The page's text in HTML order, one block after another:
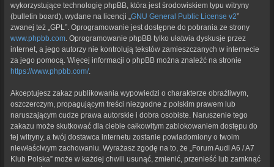
wykorzystujące technologię phpBB, która jest środowiskiem typu witryny
(bulletin board), wydane na licencji „ GNU General Public License v2”
zwanej też „GPL”. Oprogramowanie jest dostępne do pobrania ze strony
www.phpbb.com . Oprogramowanie phpBB tylko ułatwia dyskusje przez
internet, a jego autorzy nie kontrolują tekstów zamieszczanych w internecie
za jego pomocą. Więcej informacji o phpBB można znaleźć na stronie
https://www.phpbb.com/.
Akceptujesz zakaz publikowania wypowiedzi o charakterze obraźliwym,
oszczerczym, propagującym treści niezgodne z polskim prawem lub
naruszającym cudze prawa autorskie i dobra osobiste. Naruszenie tego
zakazu może skutkować dla ciebie całkowitym zablokowaniem dostępu do
tej witryny, a twój dostawca internetu zostanie powiadomiony o twoim
niewłaściwym zachowaniu. Wyrażasz zgodę na to, że „Forum Audi A6 / A7
Klub Polska” może w każdej chwili usunąć, zmienić, przenieść lub zamknąć